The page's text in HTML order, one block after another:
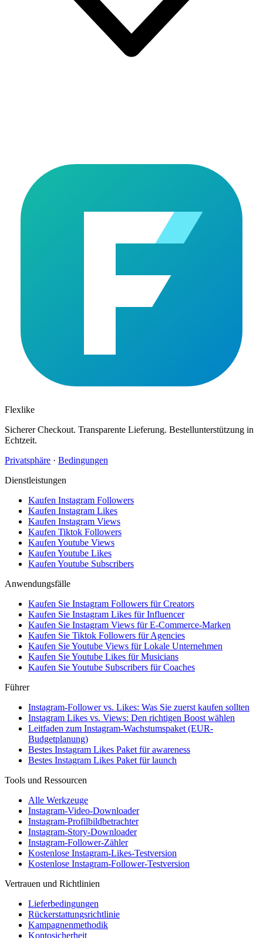
Flexlike
Sicherer Checkout. Transparente Lieferung. Bestellunterstützung in
Echtzeit.
Privatsphäre · Bedingungen
Dienstleistungen
Kaufen Instagram Followers
Kaufen Instagram Likes
Kaufen Instagram Views
Kaufen Tiktok Followers
Kaufen Youtube Views
Kaufen Youtube Likes
Kaufen Youtube Subscribers
Anwendungsfälle
Kaufen Sie Instagram Followers für Creators
Kaufen Sie Instagram Likes für Influencer
Kaufen Sie Instagram Views für E-Commerce-Marken
Kaufen Sie Tiktok Followers für Agencies
Kaufen Sie Youtube Views für Lokale Unternehmen
Kaufen Sie Youtube Likes für Musicians
Kaufen Sie Youtube Subscribers für Coaches
Führer
Instagram-Follower vs. Likes: Was Sie zuerst kaufen sollten
Instagram Likes vs. Views: Den richtigen Boost wählen
Leitfaden zum Instagram-Wachstumspaket (EUR-
Budgetplanung)
Bestes Instagram Likes Paket für awareness
Bestes Instagram Likes Paket für launch
Tools und Ressourcen
Alle Werkzeuge
Instagram-Video-Downloader
Instagram-Profilbildbetrachter
Instagram-Story-Downloader
Instagram-Follower-Zähler
Kostenlose Instagram-Likes-Testversion
Kostenlose Instagram-Follower-Testversion
Vertrauen und Richtlinien
Lieferbedingungen
Rückerstattungsrichtlinie
Kampagnenmethodik
Kontosicherheit